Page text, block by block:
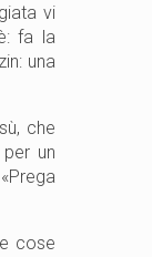
vi
fa la
una
che
un
cose